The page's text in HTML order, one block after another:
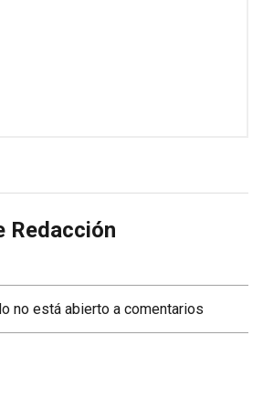
Redacción
no está abierto a comentarios